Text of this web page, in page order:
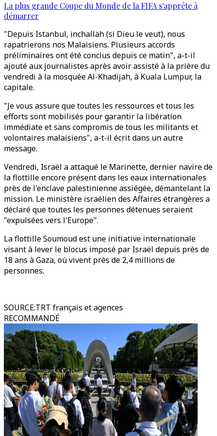
La plus grande Coupe du Monde de la FIFA s'apprête à
démarrer
"Depuis Istanbul, inchallah (si Dieu le veut), nous
rapatrierons nos Malaisiens. Plusieurs accords
préliminaires ont été conclus depuis ce matin", a-t-il
ajouté aux journalistes après avoir assisté à la prière du
vendredi à la mosquée Al-Khadijah, à Kuala Lumpur, la
capitale.
"Je vous assure que toutes les ressources et tous les
efforts sont mobilisés pour garantir la libération
immédiate et sans compromis de tous les militants et
volontaires malaisiens", a-t-il écrit dans un autre
message.
Vendredi, Israël a attaqué le Marinette, dernier navire de
la flottille encore présent dans les eaux internationales
près de l'enclave palestinienne assiégée, démantelant la
mission. Le ministère israélien des Affaires étrangères a
déclaré que toutes les personnes détenues seraient
"expulsées vers l'Europe".
La flottille Soumoud est une initiative internationale
visant à lever le blocus imposé par Israël depuis près de
18 ans à Gaza, où vivent près de 2,4 millions de
personnes.
SOURCE:TRT français et agences
RECOMMANDÉ